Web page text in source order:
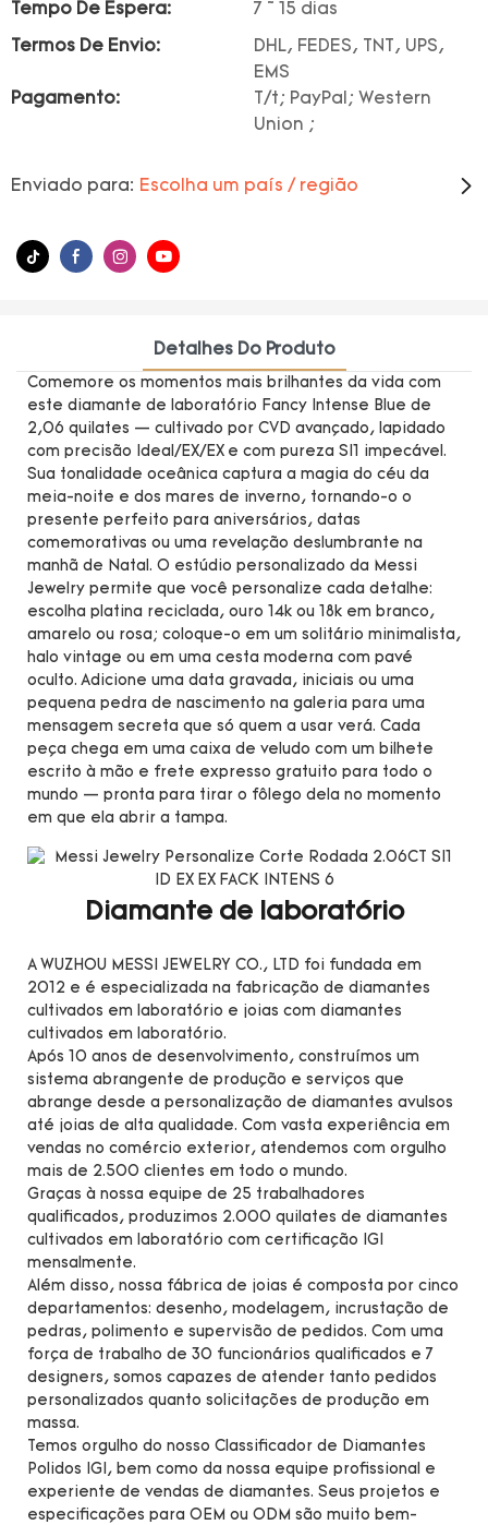
Tempo De Espera: 7 ~ 15 dias
Termos De Envio:
DHL, FEDES, TNT, UPS,
EMS
Pagamento:
T/t; PayPal; Western
Union ;
Enviado para: Escolha um país / região
Detalhes Do Produto
Comemore os momentos mais brilhantes da vida com
este diamante de laboratório Fancy Intense Blue de
2,06 quilates — cultivado por CVD avançado, lapidado
com precisão Ideal/EX/EX e com pureza SI1 impecável.
Sua tonalidade oceânica captura a magia do céu da
meia-noite e dos mares de inverno, tornando-o o
presente perfeito para aniversários, datas
comemorativas ou uma revelação deslumbrante na
manhã de Natal. O estúdio personalizado da Messi
Jewelry permite que você personalize cada detalhe:
escolha platina reciclada, ouro 14k ou 18k em branco,
amarelo ou rosa; coloque-o em um solitário minimalista,
halo vintage ou em uma cesta moderna com pavé
oculto. Adicione uma data gravada, iniciais ou uma
pequena pedra de nascimento na galeria para uma
mensagem secreta que só quem a usar verá. Cada
peça chega em uma caixa de veludo com um bilhete
escrito à mão e frete expresso gratuito para todo o
mundo — pronta para tirar o fôlego dela no momento
em que ela abrir a tampa.
Diamante de laboratório
A WUZHOU MESSI JEWELRY CO., LTD foi fundada em
2012 e é especializada na fabricação de diamantes
cultivados em laboratório e joias com diamantes
cultivados em laboratório.
Após 10 anos de desenvolvimento, construímos um
sistema abrangente de produção e serviços que
abrange desde a personalização de diamantes avulsos
até joias de alta qualidade. Com vasta experiência em
vendas no comércio exterior, atendemos com orgulho
mais de 2.500 clientes em todo o mundo.
Graças à nossa equipe de 25 trabalhadores
qualificados, produzimos 2.000 quilates de diamantes
cultivados em laboratório com certificação IGI
mensalmente.
Além disso, nossa fábrica de joias é composta por cinco
departamentos: desenho, modelagem, incrustação de
pedras, polimento e supervisão de pedidos. Com uma
força de trabalho de 30 funcionários qualificados e 7
designers, somos capazes de atender tanto pedidos
personalizados quanto solicitações de produção em
massa.
Temos orgulho do nosso Classificador de Diamantes
Polidos IGI, bem como da nossa equipe profissional e
experiente de vendas de diamantes. Seus projetos e
especificações para OEM ou ODM são muito bem-